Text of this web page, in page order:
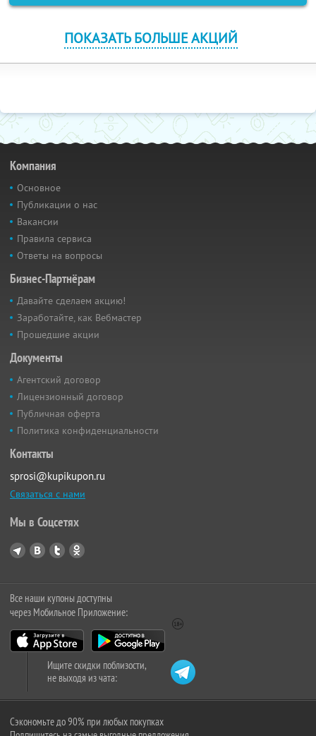
ПОКАЗАТЬ БОЛЬШЕ АКЦИЙ
Компания
Основное
Публикации о нас
Вакансии
Правила сервиса
Ответы на вопросы
Бизнес-Партнёрам
Давайте сделаем акцию!
Заработайте, как Вебмастер
Прошедшие акции
Документы
Агентский договор
Лицензионный договор
Публичная оферта
Политика конфиденциальности
Контакты
sprosi@kupikupon.ru
Связаться с нами
Мы в Соцсетях
Все наши купоны доступны
через Мобильное Приложение:
Ищите скидки поблизости,
не выходя из чата:
Сэкономьте до 90% при любых покупках